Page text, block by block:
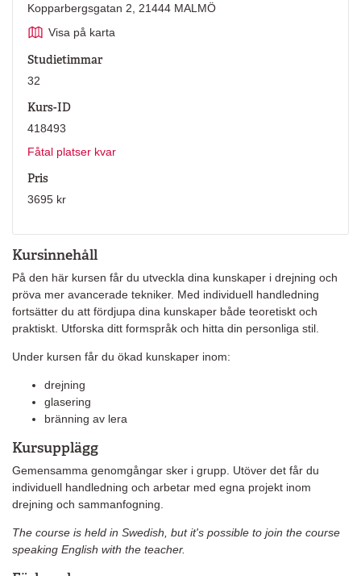
Kursinnehåll
På den här kursen får du utveckla dina kunskaper i drejning och
pröva mer avancerade tekniker. Med individuell handledning
fortsätter du att fördjupa dina kunskaper både teoretiskt och
praktiskt. Utforska ditt formspråk och hitta din personliga stil.
Under kursen får du ökad kunskaper inom:
drejning
glasering
bränning av lera
Kursupplägg
Gemensamma genomgångar sker i grupp. Utöver det får du
individuell handledning och arbetar med egna projekt inom
drejning och sammanfogning.
The course is held in Swedish, but it's possible to join the course
speaking English with the teacher.
Kopparbergsgatan 2, 21444 MALMÖ
Visa på karta
Studietimmar
32
Kurs-ID
418493
Fåtal platser kvar
Pris
3695 kr